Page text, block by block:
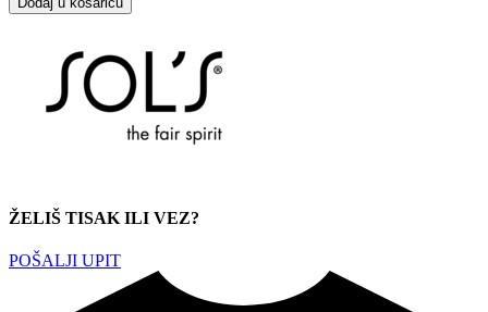
ŽELIŠ TISAK ILI VEZ?
POŠALJI UPIT